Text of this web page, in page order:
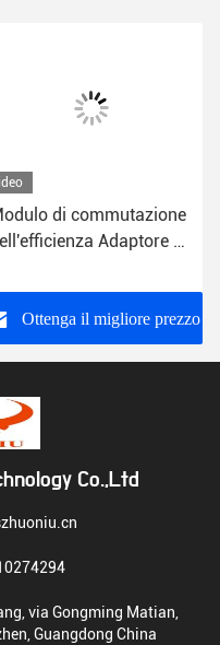
di commutazione
Adaptore di
EU/UK/AU Plug CE
RoHS certificato
Ottenga il migliore prezzo
Co.,Ltd
via Gongming Matian,
Guangdong China